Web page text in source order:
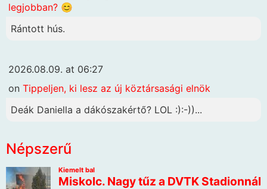
legjobban? 😊
Rántott hús.
2026.08.09. at 06:27
on Tippeljen, ki lesz az új köztársasági elnök
Deák Daniella a dákószakértő? LOL :):-))...
Népszerű